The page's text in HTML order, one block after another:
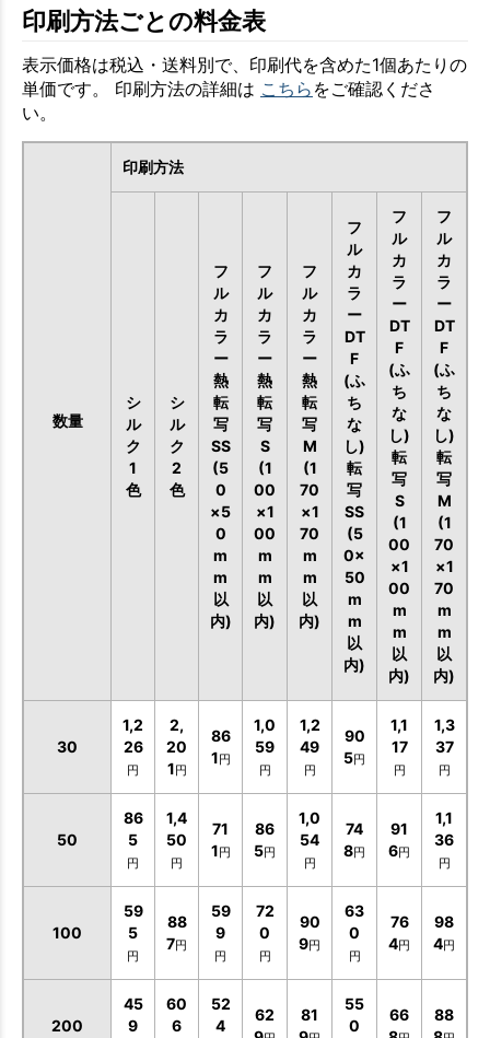
印刷方法ごとの料金表
表示価格は税込・送料別で、印刷代を含めた1個あたりの
単価です。 印刷方法の詳細は こちら をご確認くださ
い。
数量
印刷方法
シ
ル
ク
1
色
シ
ル
ク
2
色
フ
ル
カ
ラ
ー
熱
転
写
SS
(5
0
×5
0
m
m
以
内)
フ
ル
カ
ラ
ー
熱
転
写
S
(1
00
×1
00
m
m
以
内)
フ
ル
カ
ラ
ー
熱
転
写
M
(1
70
×1
70
m
m
以
内)
フ
ル
カ
ラ
ー
DT
F
(ふ
ち
な
し)
転
写
SS
(5
0×
50
m
m
以
内)
フ
ル
カ
ラ
ー
DT
F
(ふ
ち
な
し)
転
写
S
(1
00
×1
00
m
m
以
内)
フ
ル
カ
ラ
ー
DT
F
(ふ
ち
な
し)
転
写
M
(1
70
×1
70
m
m
以
内)
30
1,2
26
円
2,
20
1円
86
1円
1,0
59
円
1,2
49
円
90
5円
1,1
17
円
1,3
37
円
50
86
5
円
1,4
50
円
71
1円
86
5円
1,0
54
円
74
8円
91
6円
1,1
36
円
100
59
5
円
88
7円
59
9
円
72
0
円
90
9円
63
0
円
76
4円
98
4円
200
45
9
60
6
52
4
62
81
55
0
66
88